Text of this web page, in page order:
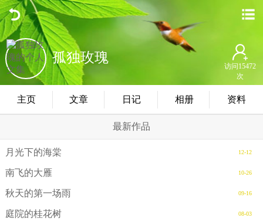
孤独玫瑰
访问15472
次
主页 文章 日记 相册 资料
最新作品
12-12
月光下的海棠
10-26
南飞的大雁
09-16
秋天的第一场雨
08-03
庭院的桂花树